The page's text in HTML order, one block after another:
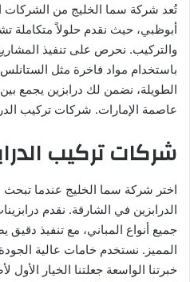
تُعد شركة سما الخليج من الشركات
أبوظبي، حيث نقدم حلولاً متكاملة
والتركيب. نحرص على تنفيذ
باستخدام مواد فاخرة مثل
الطويلة، نضمن لك درابزين يجمع
عاصمة الإمارات. شركات تركيب
شركات تركيب
اختر شركة سما الخليج عندما
الدرابزين في الشارقة. نقدم
جميع أنواع المباني، مع تنفيذ
المميز. نستخدم خامات عالية
خبرتنا الواسعة جعلتنا الخيار